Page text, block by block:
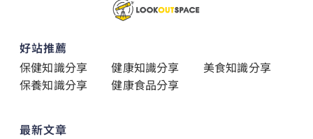
好站推薦
保健知識分享
健康知識分享
美食知識分享
保養知識分享
健康食品分享
最新文章